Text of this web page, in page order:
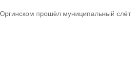
прошёл муниципальный слёт